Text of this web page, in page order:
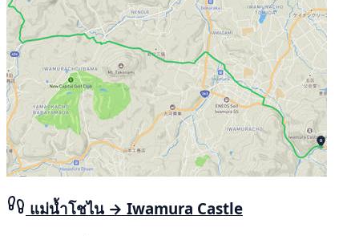
แม่น้ำโชไน → Iwamura Castle